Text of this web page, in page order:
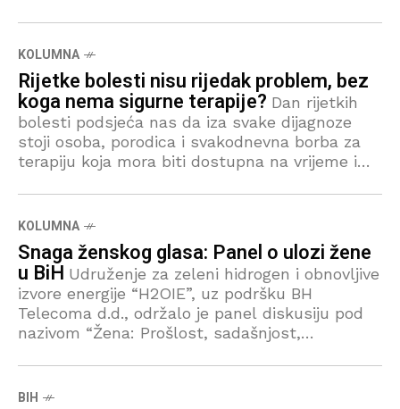
ukazuje na sistemske izazove u sektoru
upravljanja komunalnim
KOLUMNA
Rijetke bolesti nisu rijedak problem, bez
koga nema sigurne terapije? Dan rijetkih
bolesti podsjeća nas da iza svake dijagnoze
stoji osoba, porodica i svakodnevna borba za
terapiju koja mora biti dostupna na vrijeme i
rijetkih
KOLUMNA
Snaga ženskog glasa: Panel o ulozi žene
u BiH Udruženje za zeleni hidrogen i obnovljive
izvore energije “H2OIE”, uz podršku BH
Telecoma d.d., održalo je panel diskusiju pod
nazivom “Žena: Prošlost, sadašnjost,
BIH